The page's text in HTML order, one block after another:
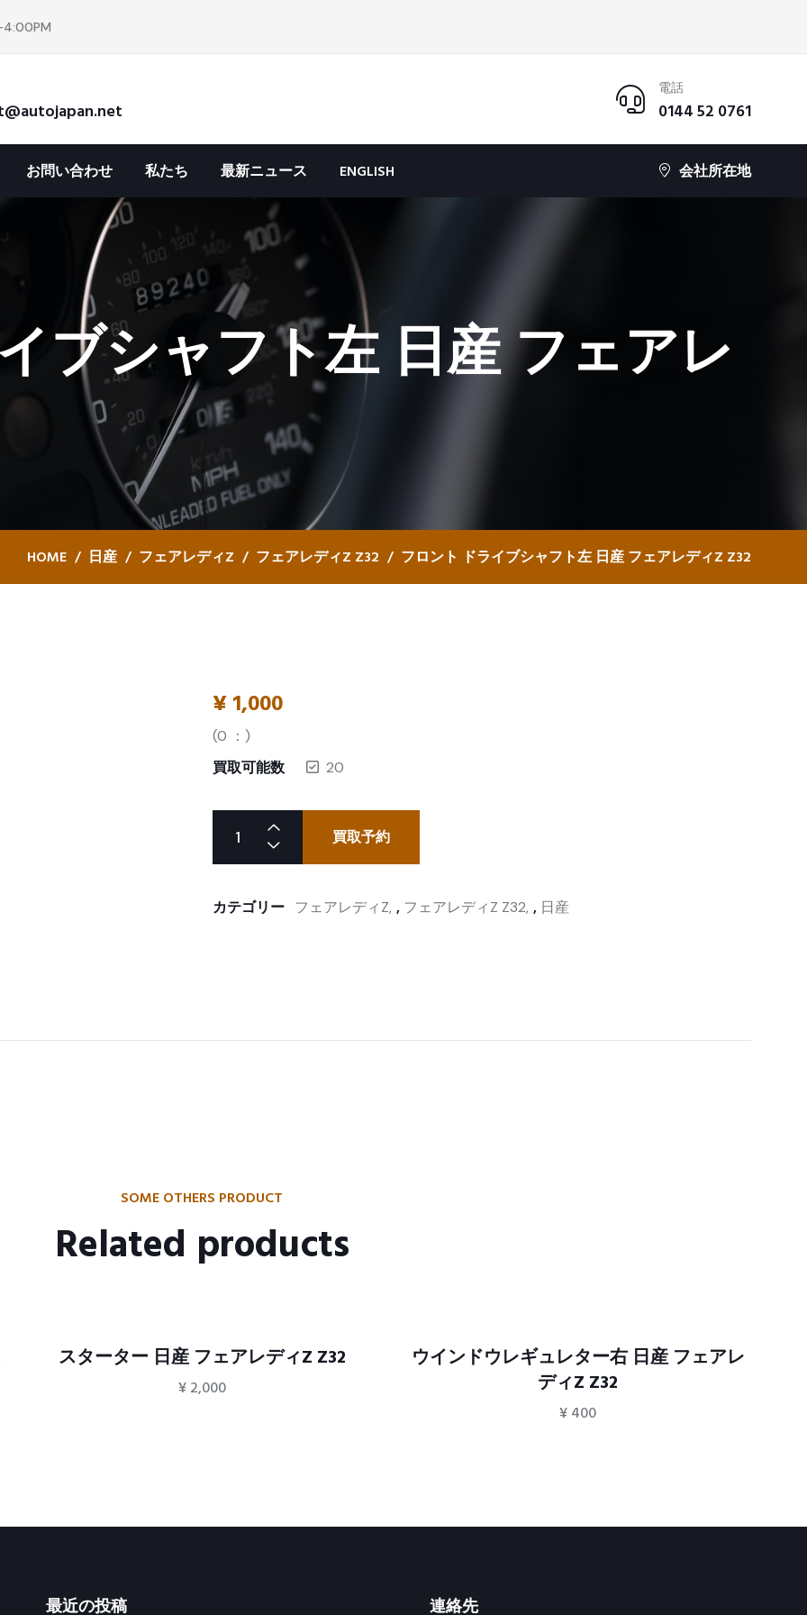
4:00PM
電話
0144 52 0761
お問い合わせ 私たち 最新ニュース ENGLISH 会社所在地
ブシャフト左 日産 フェアレ
HOME 日産 フェアレディZ フェアレディZ Z32 フロント ドライブシャフト左 日産 フェアレディZ Z32
¥ 1,000
(0 ：)
買取可能数
20
買取予約
カテゴリー フェアレディZ , フェアレディZ Z32 , 日産
SOME OTHERS PRODUCT
Related products
スターター 日産 フェアレディZ Z32
¥ 2,000
ウインドウレギュレター右 日産 フェアレ
ディZ Z32
¥ 400
最近の投稿 連絡先